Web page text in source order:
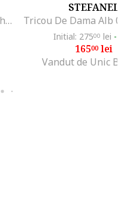
Set de sutiene cu cupe triunghiulare si detaliu logo - 3 perechi, Alb/Negru/Gri melange
STEFANEL
Tricou De Dama Alb
Initial: 27500 lei -
16500lei
Vandut de Unic